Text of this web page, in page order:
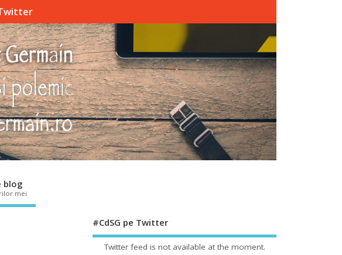
blog
mei
#CdSG pe Twitter
Twitter feed is not available at the moment.